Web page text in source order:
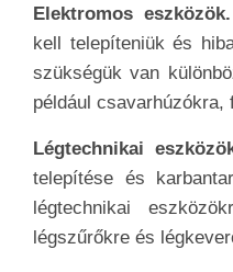
Elektromos eszközök.
kell telepíteniük és
szükségük van
például
Légtechnikai
telepítése és
légtechnikai
légszűrőkre és